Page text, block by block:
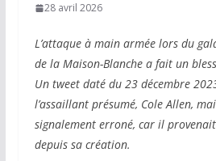
28 avril 2026
L’attaque à main armée lors du
de la Maison-Blanche a fait un
Un tweet daté du 23 décembre
l’assaillant présumé, Cole Allen,
signalement erroné, car il
depuis sa création.